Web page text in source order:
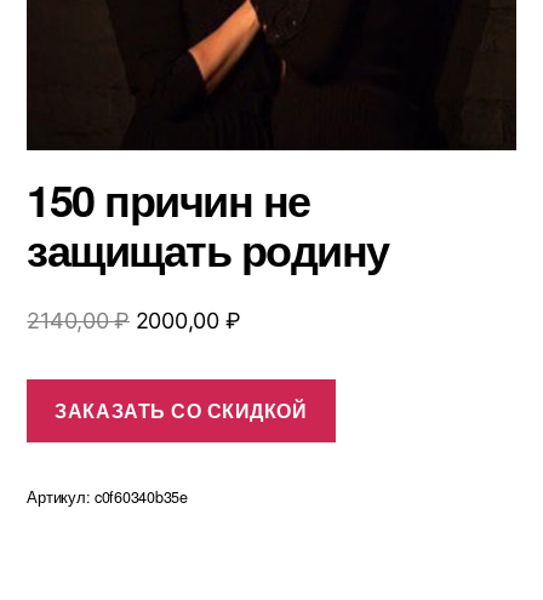
150 причин не
защищать родину
2140,00₽ Первоначальная
составляла
2140,00 ₽.
2000,00 ₽Текущая
2000,00 ₽.
ЗАКАЗАТЬ СО СКИДКОЙ
Артикул: c0f60340b35e